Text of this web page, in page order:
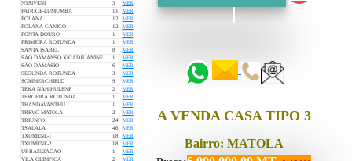
NTSIVENI
3
VER
PATRICE-LUMUMBA
11
VER
POLANA
12
VER
POLANA CANICO
12
VER
PONTA DOURO
1
VER
PRIMEIRA ROTUNDA
1
VER
SANTA ISABEL
8
VER
SAO DAMANSO XICADJUANINE
1
VER
SAO DAMASIO
6
VER
SEGUNDA ROTUNDA
3
VER
SOMMERCHIELD
9
VER
TEKA NAH-HULENE
2
VER
TERCEIRA ROTUNDA
1
VER
THANDAVANTHU
1
VER
TREVO-MATOLA
2
VER
TRIUNFO
24
VER
TSALALA
46
VER
TXUMENE-1
18
VER
TXUMENE-2
18
VER
URBANIZACAO
1
VER
VILA OLIMPICA
2
VER
A VENDA CASA TIPO 3
Bairro: MATOLA